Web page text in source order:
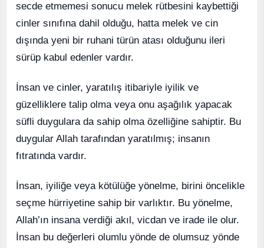
secde etmemesi sonucu melek rütbesini kaybettiği
cinler sınıfına dahil olduğu, hatta melek ve cin
dışında yeni bir ruhani türün atası olduğunu ileri
sürüp kabul edenler vardır.
İnsan ve cinler, yaratılış itibariyle iyilik ve
güzelliklere talip olma veya onu aşağılık yapacak
süfli duygulara da sahip olma özelliğine sahiptir. Bu
duygular Allah tarafından yaratılmış; insanın
fıtratında vardır.
İnsan, iyiliğe veya kötülüğe yönelme, birini öncelikle
seçme hürriyetine sahip bir varlıktır. Bu yönelme,
Allah’ın insana verdiği akıl, vicdan ve irade ile olur.
İnsan bu değerleri olumlu yönde de olumsuz yönde